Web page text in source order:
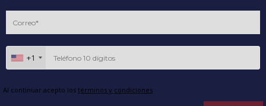
+1
Al continuar acepto los términos y condiciones